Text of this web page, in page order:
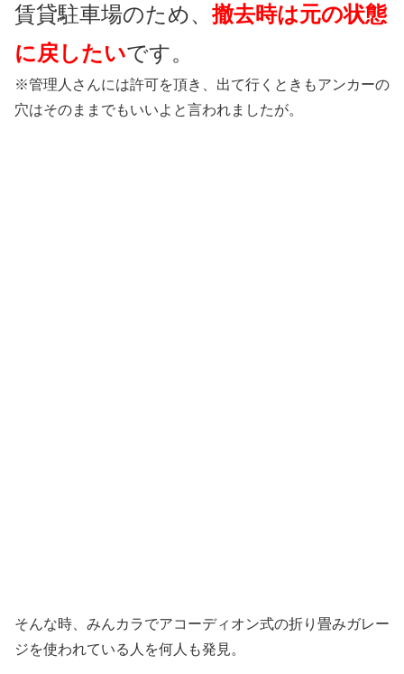
賃貸駐車場のため、撤去時は元の状態
に戻したいです。
※管理人さんには許可を頂き、出て行くときもアンカーの
穴はそのままでもいいよと言われましたが。
そんな時、みんカラでアコーディオン式の折り畳みガレー
ジを使われている人を何人も発見。